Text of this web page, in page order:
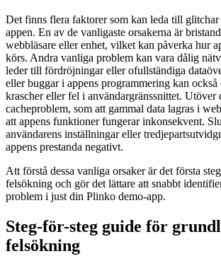
Det finns flera faktorer som kan leda till
appen. En av de vanligaste orsakerna är
webbläsare eller enhet, vilket kan påverka hur
körs. Andra vanliga problem kan vara dålig
leder till fördröjningar eller ofullständiga
eller buggar i appens programmering kan också
krascher eller fel i användargränssnittet. Utöver
cacheproblem, som att gammal data lagras i
att appens funktioner fungerar inkonsekvent.
användarens inställningar eller
appens prestanda negativt.
Att förstå dessa vanliga orsaker är det första
felsökning och gör det lättare att snabbt
problem i just din Plinko demo-app.
Steg-för-steg guide för
felsökning